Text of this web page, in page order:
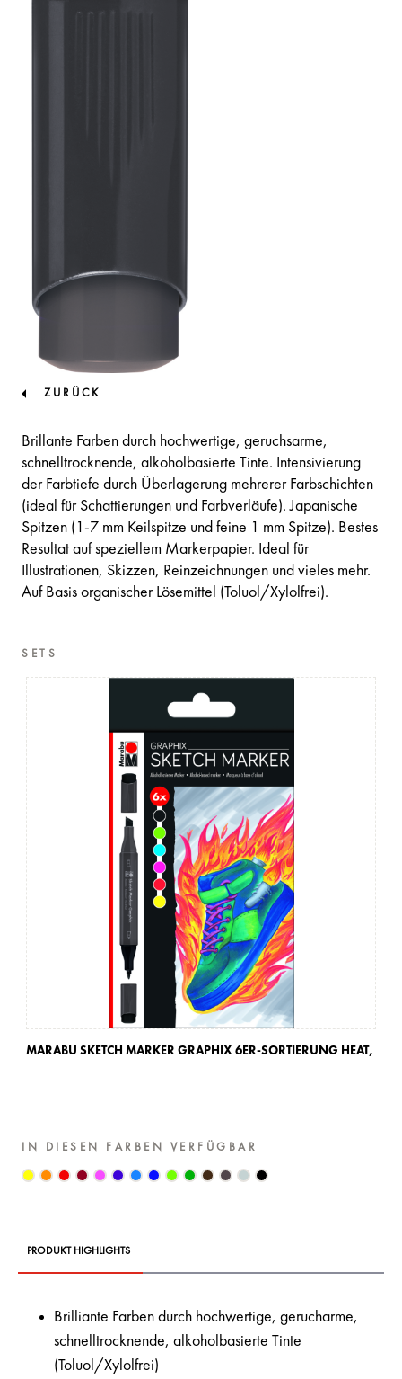
ZURÜCK
Brillante Farben durch hochwertige, geruchsarme,
schnelltrocknende, alkoholbasierte Tinte. Intensivierung
der Farbtiefe durch Überlagerung mehrerer Farbschichten
(ideal für Schattierungen und Farbverläufe). Japanische
Spitzen (1-7 mm Keilspitze und feine 1 mm Spitze). Bestes
Resultat auf speziellem Markerpapier. Ideal für
Illustrationen, Skizzen, Reinzeichnungen und vieles mehr.
Auf Basis organischer Lösemittel (Toluol/Xylolfrei).
SETS
MARABU SKETCH MARKER GRAPHIX 6ER-SORTIERUNG HEAT,
IN DIESEN FARBEN VERFÜGBAR
PRODUKT HIGHLIGHTS
Brilliante Farben durch hochwertige, gerucharme,
schnelltrocknende, alkoholbasierte Tinte
(Toluol/Xylolfrei)